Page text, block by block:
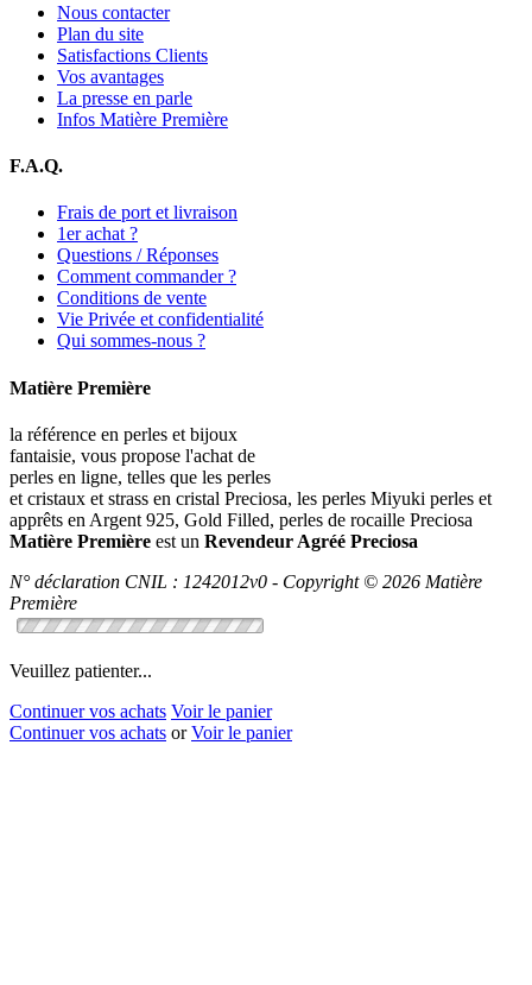
Nous contacter
Plan du site
Satisfactions Clients
Vos avantages
La presse en parle
Infos Matière Première
F.A.Q.
Frais de port et livraison
1er achat ?
Questions / Réponses
Comment commander ?
Conditions de vente
Vie Privée et confidentialité
Qui sommes-nous ?
Matière Première
la référence en perles et bijoux
fantaisie, vous propose l'achat de
perles en ligne, telles que les perles
et cristaux et strass en cristal Preciosa, les perles Miyuki perles et
apprêts en Argent 925, Gold Filled, perles de rocaille Preciosa
Matière Première est un Revendeur Agréé Preciosa
N° déclaration CNIL : 1242012v0 - Copyright © 2026 Matière
Première
Veuillez patienter...
Continuer vos achats Voir le panier
Continuer vos achats orVoir le panier